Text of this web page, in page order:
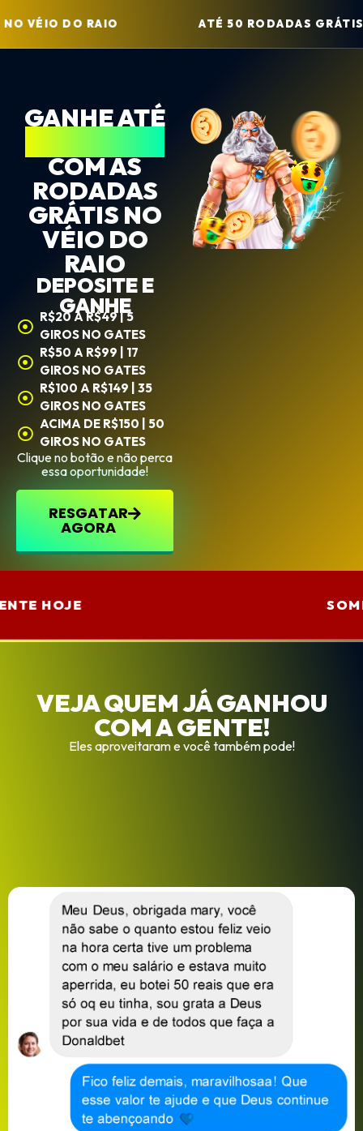
VÉIO DO RAIO ATÉ 50 RODADAS GRÁTIS
GANHE ATÉ
COM AS
RODADAS
GRÁTIS NO
VÉIO DO
RAIO
DEPOSITE E
GANHE
R$20 A R$49 | 5
GIROS NO GATES
R$50 A R$99 | 17
GIROS NO GATES
R$100 A R$149 | 35
GIROS NO GATES
ACIMA DE R$150 | 50
GIROS NO GATES
Clique no botão e não perca
essa oportunidade!
RESGATAR
AGORA
HOJE
VEJA QUEM JÁ GANHOU
COM A GENTE!
Eles aproveitaram e você também pode!